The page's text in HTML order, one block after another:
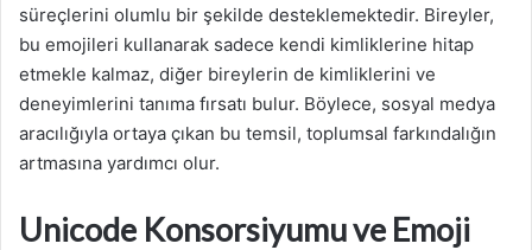
süreçlerini olumlu bir şekilde desteklemektedir. Bireyler,
bu emojileri kullanarak sadece kendi kimliklerine hitap
etmekle kalmaz, diğer bireylerin de kimliklerini ve
deneyimlerini tanıma fırsatı bulur. Böylece, sosyal medya
aracılığıyla ortaya çıkan bu temsil, toplumsal farkındalığın
artmasına yardımcı olur.
Unicode Konsorsiyumu ve Emoji